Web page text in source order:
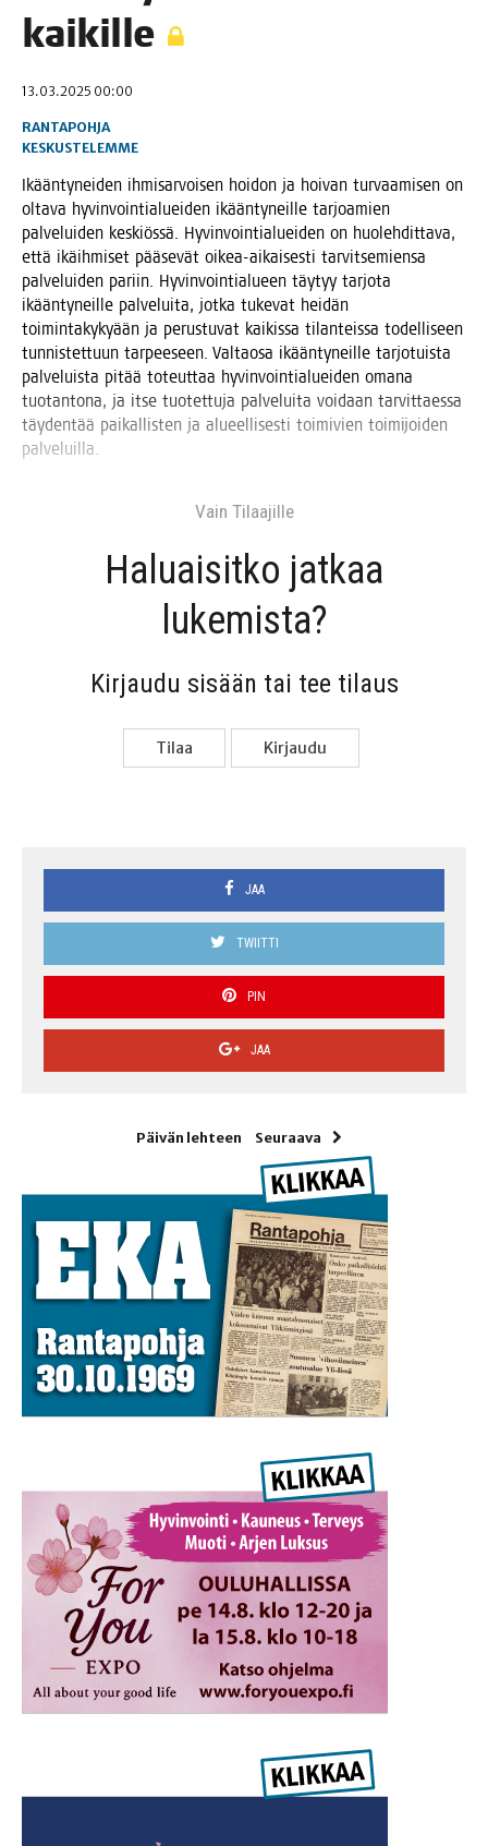
kaikille
13.03.2025 00:00
RANTAPOHJA
KESKUSTELEMME
Ikään­ty­nei­den ihmi­sar­voi­sen hoi­don ja hoi­van tur­vaa­mi­sen on
olta­va hyvin­voin­tia­luei­den ikään­ty­neil­le tar­joa­mien
pal­ve­lui­den kes­kiös­sä. Hyvin­voin­tia­luei­den on huo­leh­dit­ta­va,
että ikäih­mi­set pää­se­vät oikea-aikai­ses­ti tar­vit­se­mien­sa
pal­ve­lui­den pariin. Hyvin­voin­tia­lu­een täy­tyy tar­jo­ta
ikään­ty­neil­le pal­ve­lui­ta, jot­ka tuke­vat hei­dän
toi­min­ta­ky­ky­ään ja perus­tu­vat kai­kis­sa tilan­teis­sa todel­li­seen
tun­nis­tet­tuun tar­pee­seen. Val­tao­sa ikään­ty­neil­le tar­jo­tuis­ta
pal­ve­luis­ta pitää toteut­taa hyvin­voin­tia­luei­den oma­na
tuo­tan­to­na, ja itse tuo­tet­tu­ja pal­ve­lui­ta voi­daan tar­vit­taes­sa
täy­den­tää pai­kal­lis­ten ja alu­eel­li­ses­ti toi­mi­vien toi­mi­joi­den
palveluilla.
Vain Tilaa­jil­le
Haluai­sit­ko jat­kaa
lukemista?
Kir­jau­du sisään tai tee tilaus
Tilaa Kir­jau­du
JAA
TWIITTI
PIN
JAA
Päivän lehteen Seuraava